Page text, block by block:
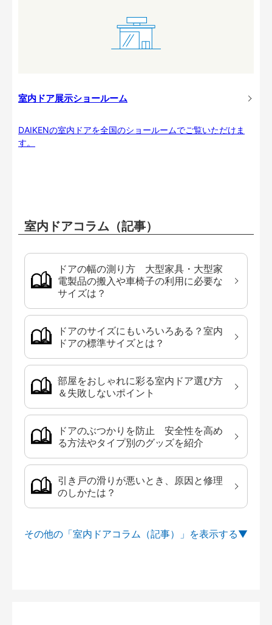
室内ドア展示ショールーム
DAIKENの室内ドアを全国のショールームでご覧いただけま
す。
室内ドアコラム（記事）
ドアの幅の測り方 大型家具・大型家
電製品の搬入や車椅子の利用に必要な
サイズは？
ドアのサイズにもいろいろある？室内
ドアの標準サイズとは？
部屋をおしゃれに彩る室内ドア選び方
＆失敗しないポイント
ドアのぶつかりを防止 安全性を高め
る方法やタイプ別のグッズを紹介
引き戸の滑りが悪いとき、原因と修理
のしかたは？
その他の「室内ドアコラム（記事）」を